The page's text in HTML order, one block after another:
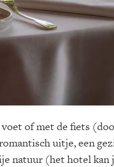
of met de fiets
uitje, een
natuur (het hotel kan